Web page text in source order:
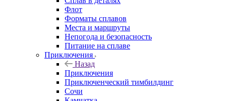
Флот
Форматы сплавов
Места и маршруты
Непогода и безопасность
Питание на сплаве
Приключения
Назад
Приключения
Приключенческий тимбилдинг
Сочи